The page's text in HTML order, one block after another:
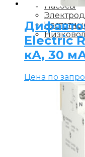
Насосы
Electric
кА, 30
Цена по